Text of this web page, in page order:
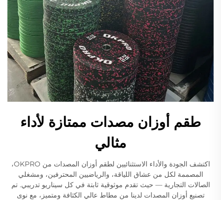
طقم أوزان مصدات ممتازة لأداء
مثالي
اكتشف الجودة والأداء الاستثنائيين لطقم أوزان المصدات من OKPRO،
المصممة لكل من عشاق اللياقة، والرياضيين المحترفين، ومشغلي
الصالات التجارية — حيث تقدم موثوقية ثابتة في كل سيناريو تدريبي. تم
تصنيع أوزان المصدات لدينا من مطاط عالي الكثافة ومتميز، مع نوى